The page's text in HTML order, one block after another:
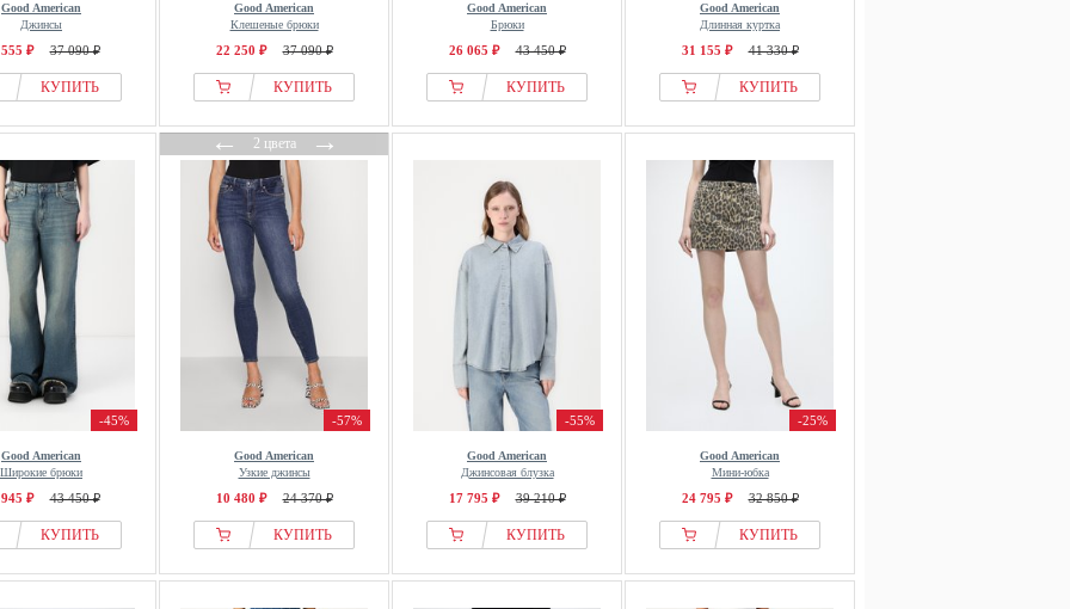
Good American
Джинсы
₽ 37 090 ₽
КУПИТЬ
Good American
Клешеные брюки
22 250 ₽ 37 090 ₽
КУПИТЬ
Good American
Брюки
26 065 ₽ 43 450 ₽
КУПИТЬ
Good American
Длинная куртка
31 155 ₽ 41 330 ₽
КУПИТЬ
-45%
Good American
Широкие брюки
₽ 43 450 ₽
КУПИТЬ
←2 цвета→
-57%
Good American
Узкие джинсы
10 480 ₽ 24 370 ₽
КУПИТЬ
-55%
Good American
Джинсовая блузка
17 795 ₽ 39 210 ₽
КУПИТЬ
-25%
Good American
Мини-юбка
24 795 ₽ 32 850 ₽
КУПИТЬ